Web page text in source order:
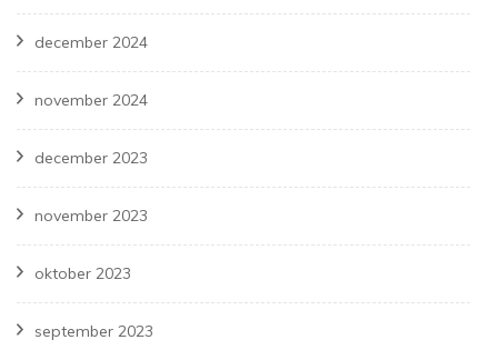
december 2024
november 2024
december 2023
november 2023
oktober 2023
september 2023